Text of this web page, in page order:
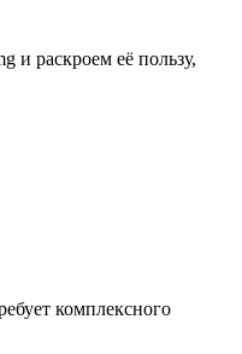
и раскроем её пользу,
комплексного